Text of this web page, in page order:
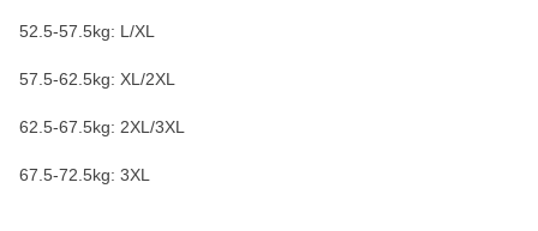
52.5-57.5kg: L/XL
57.5-62.5kg: XL/2XL
62.5-67.5kg: 2XL/3XL
67.5-72.5kg: 3XL